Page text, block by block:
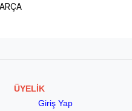
ÜYELİK
Giriş Yap